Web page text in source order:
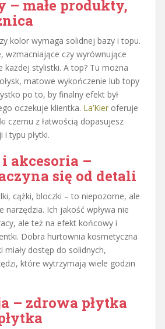
– małe produkty,
kolor wymaga solidnej bazy i topu.
wzmacniające czy wyrównujące
każdej stylistki. A top? Tu można
matowe wykończenie lub topy
po to, by finalny efekt był
oczekuje klientka. La’Kier oferuje
czemu z łatwością dopasujesz
typu płytki.
akcesoria –
się od detali
cążki, bloczki – to niepozorne, ale
narzędzia. Ich jakość wpływa nie
ale też na efekt końcowy i
Dobra hurtownia kosmetyczna
miały dostęp do solidnych,
które wytrzymają wiele godzin
– zdrowa płytka